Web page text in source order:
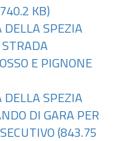
KB)
SPEZIA
E PIGNONE
SPEZIA
DI GARA PER
(843.75